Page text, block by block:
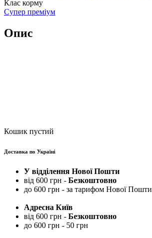
Клас корму
Супер преміум
Опис
Кошик пустий
Доставка по Україні
У відділення Нової Пошти
від 600 грн - Безкоштовно
до 600 грн - за тарифом Нової Пошти
Адресна Київ
від 600 грн - Безкоштовно
до 600 грн - 50 грн